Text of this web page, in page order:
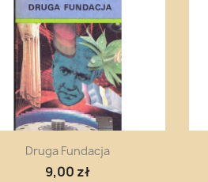
Szybki podgląd
Druga Fundacja
9,00 zł